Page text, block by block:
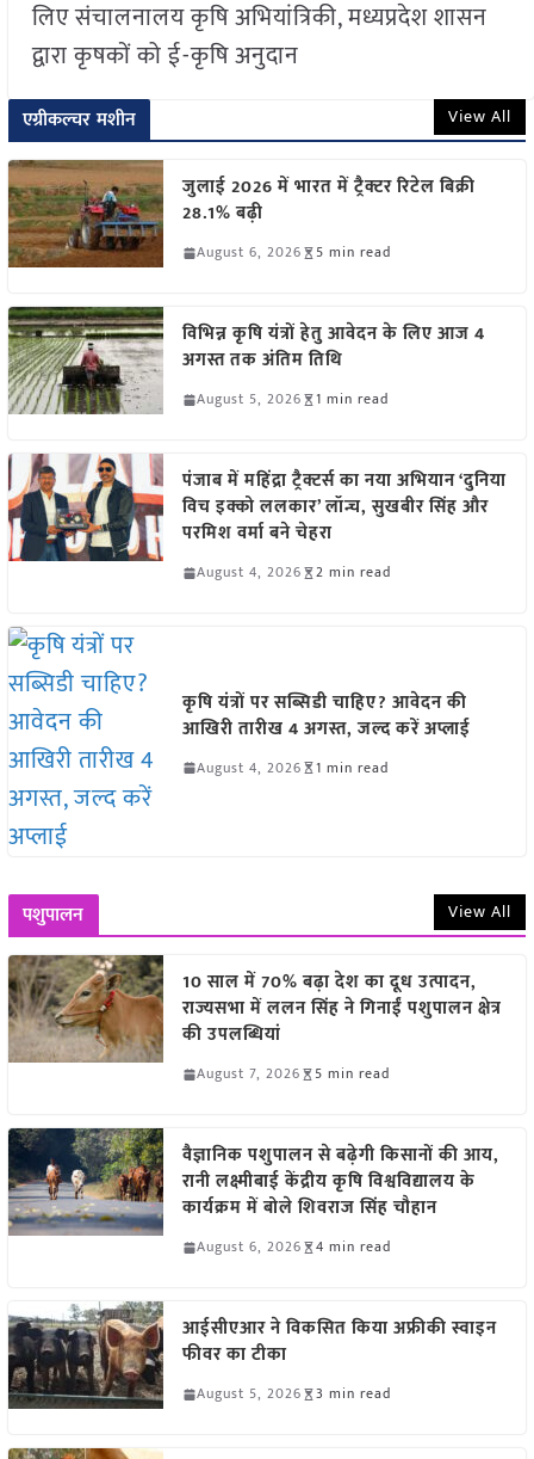
लिए संचालनालय कृषि अभियांत्रिकी, मध्यप्रदेश शासन
द्वारा कृषकों को ई-कृषि अनुदान
एग्रीकल्चर मशीन View All
जुलाई 2026 में भारत में ट्रैक्टर रिटेल बिक्री
28.1% बढ़ी
August 6, 2026 5 min read
विभिन्न कृषि यंत्रों हेतु आवेदन के लिए आज 4
अगस्त तक अंतिम तिथि
August 5, 2026 1 min read
पंजाब में महिंद्रा ट्रैक्टर्स का नया अभियान ‘दुनिया
विच इक्को ललकार’ लॉन्च, सुखबीर सिंह और
परमिश वर्मा बने चेहरा
August 4, 2026 2 min read
कृषि यंत्रों पर सब्सिडी चाहिए? आवेदन की
आखिरी तारीख 4 अगस्त, जल्द करें अप्लाई
August 4, 2026 1 min read
पशुपालन View All
10 साल में 70% बढ़ा देश का दूध उत्पादन,
राज्यसभा में ललन सिंह ने गिनाईं पशुपालन क्षेत्र
की उपलब्धियां
August 7, 2026 5 min read
वैज्ञानिक पशुपालन से बढ़ेगी किसानों की आय,
रानी लक्ष्मीबाई केंद्रीय कृषि विश्वविद्यालय के
कार्यक्रम में बोले शिवराज सिंह चौहान
August 6, 2026 4 min read
आईसीएआर ने विकसित किया अफ्रीकी स्वाइन
फीवर का टीका
August 5, 2026 3 min read